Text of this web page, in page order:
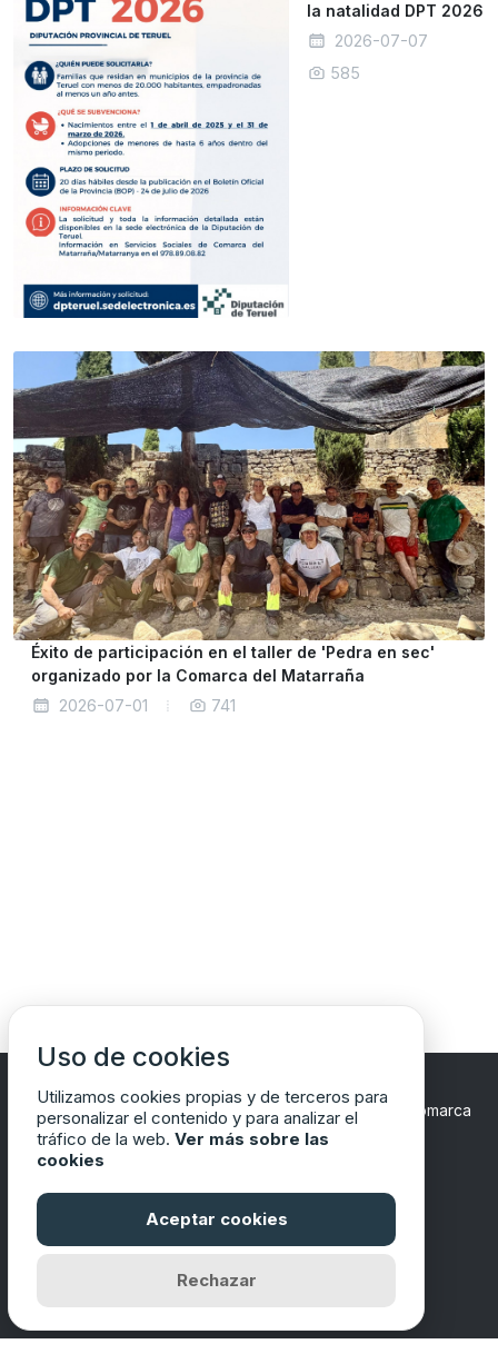
la natalidad DPT 2026
2026-07-07
585
Éxito de participación en el taller de 'Pedra en sec'
organizado por la Comarca del Matarraña
2026-07-01
741
Copyrights © 2024 Todos los Derechos Reservados
Comarca
del Matarraña/Matarranya
Financiado por
Uso de cookies
Utilizamos cookies propias y de terceros para
personalizar el contenido y para analizar el
tráfico de la web. Ver más sobre las
cookies
Aceptar cookies
Rechazar